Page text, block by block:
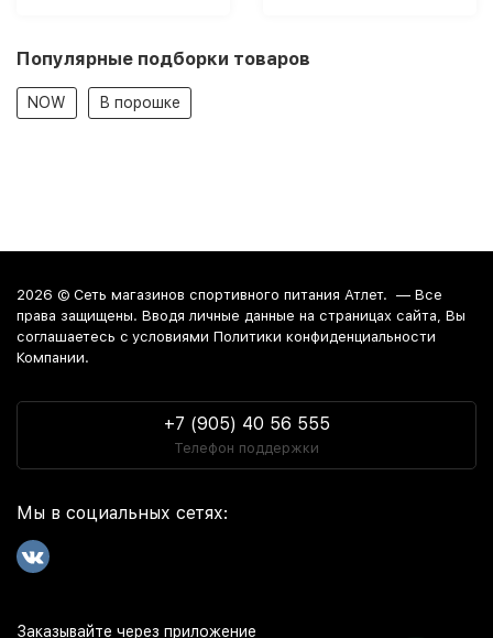
Популярные подборки товаров
NOW В порошке
2026 © Сеть магазинов спортивного питания Атлет. — Все
права защищены. Вводя личные данные на страницах сайта, Вы
соглашаетесь c условиями Политики конфиденциальности
Компании.
+7 (905) 40 56 555
Телефон поддержки
Мы в социальных сетях:
Заказывайте через приложение